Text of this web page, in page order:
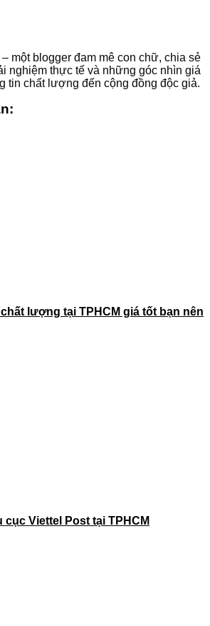
một blogger đam mê con chữ, chia sẻ
nghiệm thực tế và những góc nhìn giá
tin chất lượng đến cộng đồng độc giả.
lượng tại TPHCM giá tốt bạn nên
cục Viettel Post tại TPHCM